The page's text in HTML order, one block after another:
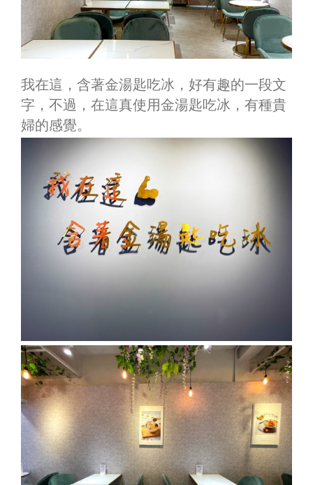
我在這，含著金湯匙吃冰，好有趣的一段文
字，不過，在這真使用金湯匙吃冰，有種貴
婦的感覺。